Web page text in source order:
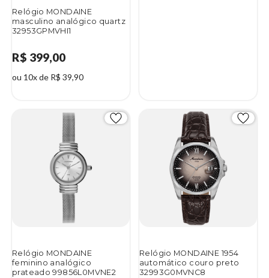
Relógio MONDAINE
masculino analógico quartz
32953GPMVHI1
R$ 399,00
ou 10x de R$ 39,90
Relógio MONDAINE
feminino analógico
prateado 99856L0MVNE2
Relógio MONDAINE 1954
automático couro preto
32993G0MVNC8